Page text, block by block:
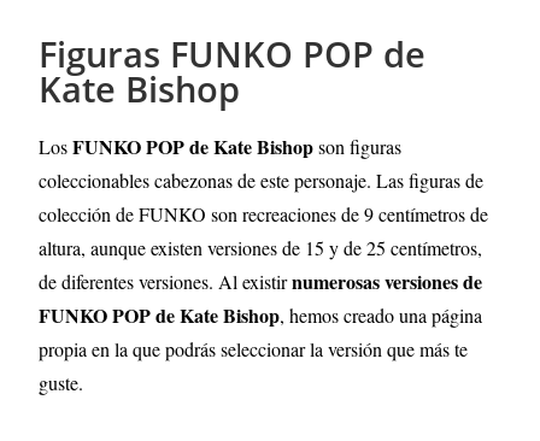
Figuras FUNKO POP de
Kate Bishop
LosFUNKO POP deKate Bishopson figuras
coleccionables cabezonas de este personaje. Las figuras de
colección de FUNKO son recreaciones de 9 centímetros de
altura, aunque existen versiones de 15 y de 25 centímetros,
de diferentes versiones. Al existirnumerosas versiones de
FUNKO POP deKate Bishop, hemos creado una página
propia en la que podrás seleccionar la versión que más te
guste.